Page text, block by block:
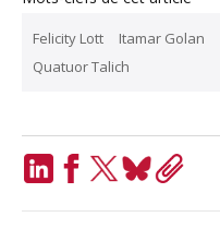
Felicity Lott Itamar Golan
Quatuor Talich